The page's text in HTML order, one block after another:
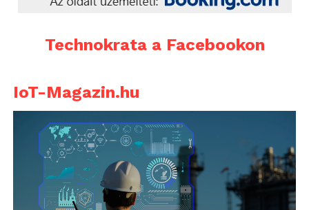
Technokrata a Facebookon
IoT-Magazin.hu